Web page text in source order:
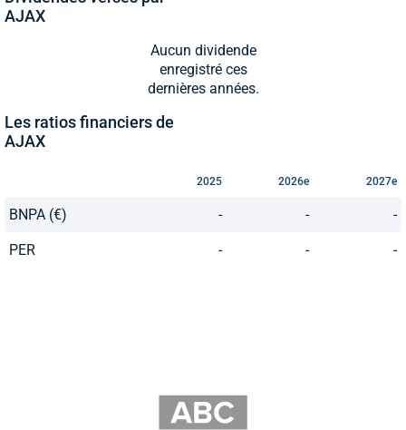
AJAX
Aucun dividende
enregistré ces
dernières années.
Les ratios financiers de
AJAX
2025 2026e 2027e
BNPA (€) - - -
PER - - -